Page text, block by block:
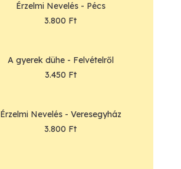
Érzelmi Nevelés - Pécs
3.800 Ft
A gyerek dühe - Felvételről
3.450 Ft
Érzelmi Nevelés - Veresegyház
3.800 Ft